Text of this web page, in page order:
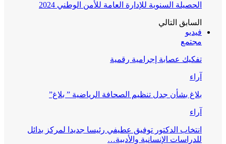
الحصيلة السنوية للإدارة العامة للأمن الوطني 2024
السابق التالي
فيديو
مجتمع
تفكيك عصابة إجرامية رقمية
آراء
بلاغ بشأن جدل تنظيم الصحافة الرياضية ” بلاغ”
آراء
انتخاب الدكتور توفيق عطيفي رئيسا جديدا لمركز بدائل
للدراسات الإنسانية والأدبية…